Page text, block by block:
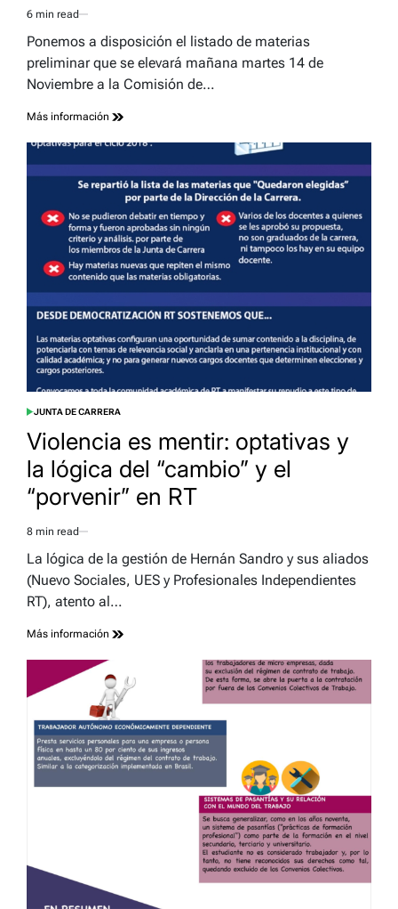
Estimated
read
6 min read
Ponemos a disposición el listado de materias
preliminar que se elevará mañana martes 14 de
Noviembre a la Comisión de…
Más información
POSTED
JUNTA DE CARRERA
Violencia es mentir: optativas y
la lógica del “cambio” y el
“porvenir” en RT
Estimated
read
8 min read
La lógica de la gestión de Hernán Sandro y sus aliados
(Nuevo Sociales, UES y Profesionales Independientes
RT), atento al…
Más información